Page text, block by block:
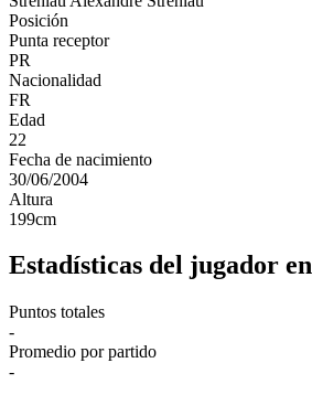
Posición
Punta receptor
PR
Nacionalidad
FR
Edad
22
Fecha de nacimiento
30/06/2004
Altura
199cm
Estadísticas del jugador
Puntos totales
-
Promedio por partido
-